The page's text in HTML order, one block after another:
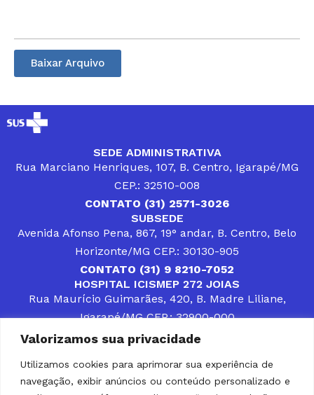
Valorizamos sua privacidade
Utilizamos cookies para aprimorar sua experiência de
navegação, exibir anúncios ou conteúdo personalizado e
Baixar Arquivo
SEDE ADMINISTRATIVA
Rua Marciano Henriques, 107, B. Centro, Igarapé/MG
CEP.: 32510-008
CONTATO (31) 2571-3026
SUBSEDE
Avenida Afonso Pena, 867, 19° andar, B. Centro, Belo
Horizonte/MG CEP.: 30130-905
CONTATO (31) 9 8210-7052
HOSPITAL ICISMEP 272 JOIAS
Rua Maurício Guimarães, 420, B. Madre Liliane,
Igarapé/MG CEP.: 32900-000
CONTATOS (31) 3512-4400 ou (31) 9 8309-8660
DESENVOLVER SOLUÇÕES, AÇÕES E SERVIÇOS
PÚBLICOS QUE COMPLEMENTEM A ASSISTÊNCIA À
POPULAÇÃO DA REGIÃO EM QUE ATUA, SENDO
PARCEIRO DOS MUNICÍPIOS CONSORCIADOS NA